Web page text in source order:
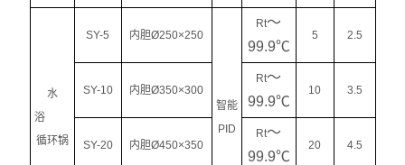
水
浴
循环锅
SY-5 内胆Ø250×250
智能
PID
Rt～
99.9℃
5 2.5
SY-10 内胆Ø350×300
Rt～
99.9℃
10 3.5
SY-20 内胆Ø450×350
Rt～
99.9℃
20 4.5